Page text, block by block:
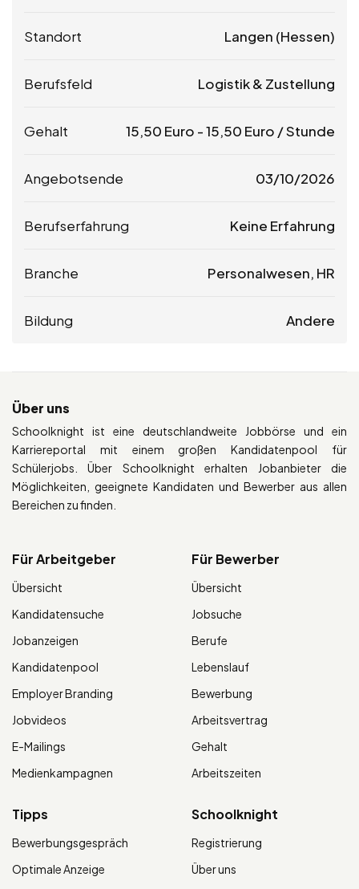
Standort Langen (Hessen)
Berufsfeld Logistik & Zustellung
Gehalt 15,50 Euro -15,50 Euro / Stunde
Angebotsende 03/10/2026
Berufserfahrung Keine Erfahrung
Branche Personalwesen, HR
Bildung Andere
Über uns
Schoolknight ist eine deutschlandweite Jobbörse und ein
Karriereportal mit einem großen Kandidatenpool für
Schülerjobs. Über Schoolknight erhalten Jobanbieter die
Möglichkeiten, geeignete Kandidaten und Bewerber aus allen
Bereichen zu finden.
Für Arbeitgeber
Übersicht
Kandidatensuche
Jobanzeigen
Kandidatenpool
Employer Branding
Jobvideos
E-Mailings
Medienkampagnen
Für Bewerber
Übersicht
Jobsuche
Berufe
Lebenslauf
Bewerbung
Arbeitsvertrag
Gehalt
Arbeitszeiten
Tipps
Bewerbungsgespräch
Optimale Anzeige
Schoolknight
Registrierung
Über uns